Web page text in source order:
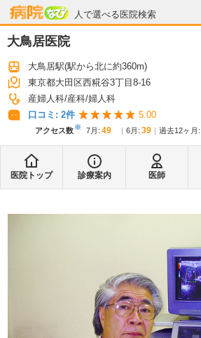
人で選べる医院検索
病院なび
大鳥居医院
大鳥居駅(駅から北に約360m)
東京都大田区西糀谷3丁目8-16
産婦人科 産科 婦人科
口コミ: 2件 5.00
アクセス数※ 7月 : 49 6月 : 39 過去12ヶ月:
医院トップ 診療案内 医師